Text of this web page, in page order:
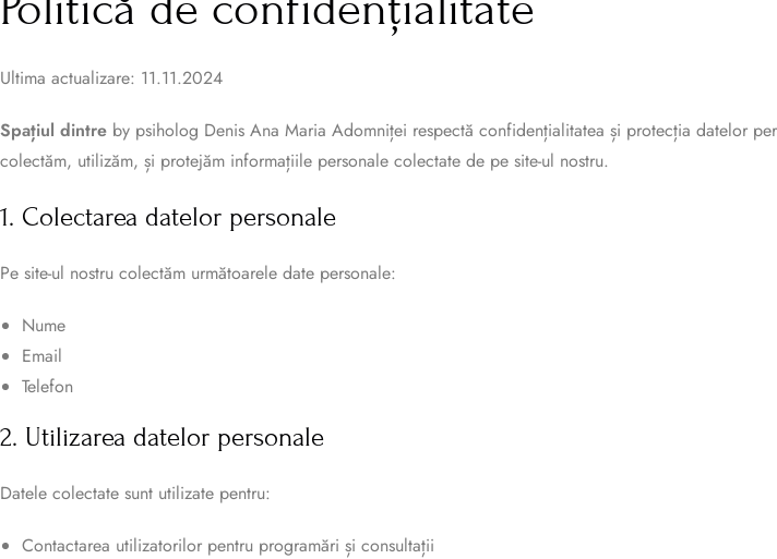
Ultima actualizare: 11.11.2024
Spațiul dintre by psiholog Denis Ana Maria Adomniței respectă confidențialitatea și protecția datelor
colectăm, utilizăm, și protejăm informațiile personale colectate de pe site-ul nostru.
1. Colectarea datelor personale
Pe site-ul nostru colectăm următoarele date personale:
Nume
Email
Telefon
2. Utilizarea datelor personale
Datele colectate sunt utilizate pentru:
Contactarea utilizatorilor pentru programări și consultații